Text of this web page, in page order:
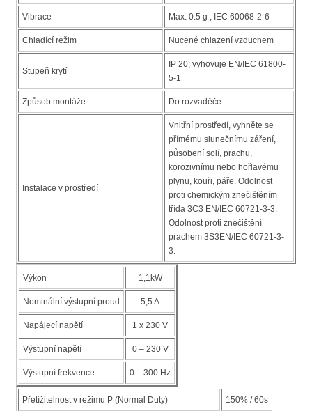
Vibrace Max. 0.5 g ; IEC 60068-2-6
Chladící režim Nucené chlazení vzduchem
Stupeň krytí
IP 20; vyhovuje EN/IEC 61800-
5-1
Způsob montáže Do rozvaděče
Instalace v prostředí
Vnitřní prostředí, vyhněte se
přímému slunečnímu záření,
působení solí, prachu,
korozivnímu nebo hořlavému
plynu, kouři, páře. Odolnost
proti chemickým znečištěním
třída 3C3 EN/IEC 60721-3-3.
Odolnost proti znečištění
prachem 3S3EN/IEC 60721-3-
3.
Výkon 1,1kW
Nominální výstupní proud 5,5 A
Napájecí napětí 1 x 230 V
Výstupní napětí 0 – 230 V
Výstupní frekvence 0 – 300 Hz
Přetížitelnost v režimu P (Normal Duty) 150% / 60s